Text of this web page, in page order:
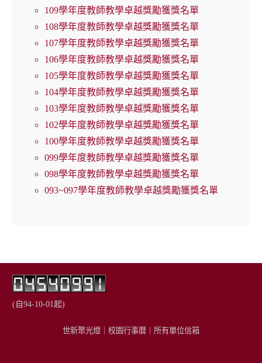
109學年度教師教學卓越獎勵獲獎名單
108學年度教師教學卓越獎勵獲獎名單
107學年度教師教學卓越獎勵獲獎名單
106學年度教師教學卓越獎勵獲獎名單
105學年度教師教學卓越獎勵獲獎名單
104學年度教師教學卓越獎勵獲獎名單
103學年度教師教學卓越獎勵獲獎名單
102學年度教師教學卓越獎勵獲獎名單
100學年度教師教學卓越獎勵獲獎名單
099學年度教師教學卓越獎勵獲獎名單
098學年度教師教學卓越獎勵獲獎名單
093~097學年度教師教學卓越獎勵獲獎名單
(自94-10-01起)
世新聚光燈 校園行事曆 所有單位信箱